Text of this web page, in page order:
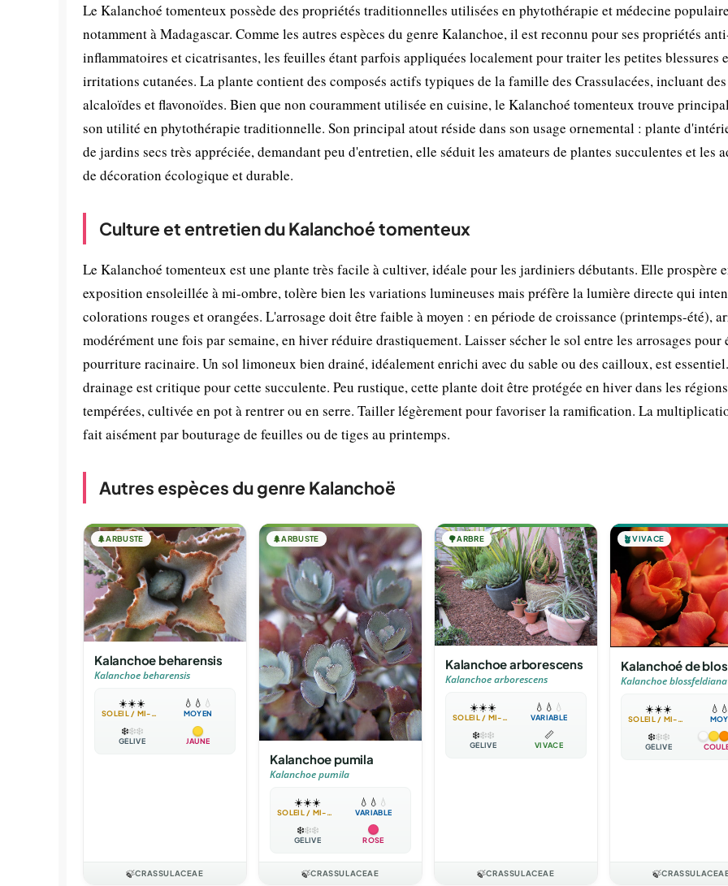
Le Kalanchoé tomenteux possède des propriétés traditionnelles utilisées en phytothérapie et médecine
notamment à Madagascar. Comme les autres espèces du genre Kalanchoe, il est reconnu pour ses propriétés
inflammatoires et cicatrisantes, les feuilles étant parfois appliquées localement pour traiter les petites blessures
irritations cutanées. La plante contient des composés actifs typiques de la famille des Crassulacées, incluant des
alcaloïdes et flavonoïdes. Bien que non couramment utilisée en cuisine, le Kalanchoé tomenteux trouve
son utilité en phytothérapie traditionnelle. Son principal atout réside dans son usage ornemental : plante
de jardins secs très appréciée, demandant peu d'entretien, elle séduit les amateurs de plantes succulentes et les
de décoration écologique et durable.
Culture et entretien du Kalanchoé tomenteux
Le Kalanchoé tomenteux est une plante très facile à cultiver, idéale pour les jardiniers débutants. Elle prospère
exposition ensoleillée à mi-ombre, tolère bien les variations lumineuses mais préfère la lumière directe qui
colorations rouges et orangées. L'arrosage doit être faible à moyen : en période de croissance (printemps-été),
modérément une fois par semaine, en hiver réduire drastiquement. Laisser sécher le sol entre les arrosages pour
pourriture racinaire. Un sol limoneux bien drainé, idéalement enrichi avec du sable ou des cailloux, est
drainage est critique pour cette succulente. Peu rustique, cette plante doit être protégée en hiver dans les régions
tempérées, cultivée en pot à rentrer ou en serre. Tailler légèrement pour favoriser la ramification. La
fait aisément par bouturage de feuilles ou de tiges au printemps.
Autres espèces du genre Kalanchoë
🌲ARBUSTE
Kalanchoe beharensis
Kalanchoe beharensis
☀️☀️☀️
SOLEIL / MI-OMBRE
💧 💧 💧
MOYEN
❄️❄️❄️
GÉLIVE JAUNE
🍃CRASSULACEAE
🌲ARBUSTE
Kalanchoe pumila
Kalanchoe pumila
☀️☀️☀️
SOLEIL / MI-OMBRE
💧 💧 💧
VARIABLE
❄️❄️❄️
GÉLIVE ROSE
🍃CRASSULACEAE
🌳ARBRE
Kalanchoe arborescens
Kalanchoe arborescens
☀️☀️☀️
SOLEIL / MI-OMBRE
💧 💧 💧
VARIABLE
❄️❄️❄️
GÉLIVE
📏
VIVACE
🍃CRASSULACEAE
🪴VIVACE
Kalanchoé de
Kalanchoe blossfeldiana
☀️☀️☀️
SOLEIL / MI-OMBRE
💧 💧
❄️❄️❄️
GÉLIVE
🍃